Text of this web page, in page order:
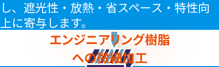
し、遮光性・放熱・省スペース・特性向
上に寄与します。
エンジニアリング樹脂
への微細加工